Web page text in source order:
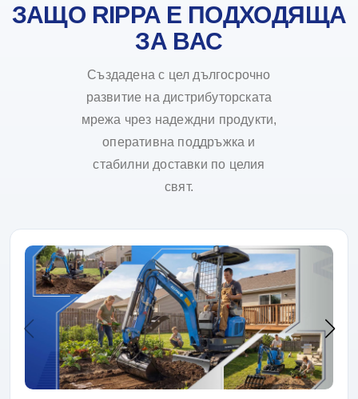
ЗАЩО RIPPA Е ПОДХОДЯЩА
ЗА ВАС
Създадена с цел дългосрочно
развитие на дистрибуторската
мрежа чрез надеждни продукти,
оперативна поддръжка и
стабилни доставки по целия
свят.